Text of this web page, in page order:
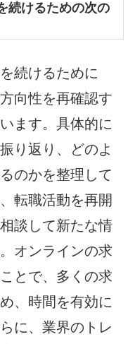
続けるための次の
続けるために
向性を再確認す
ます。具体的に
り返り、どのよ
のかを整理して
転職活動を再開
談して新たな情
オンラインの求
とで、多くの求
、時間を有効に
に、業界のトレ